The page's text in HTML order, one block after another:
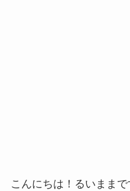
こんにちは！るいままで